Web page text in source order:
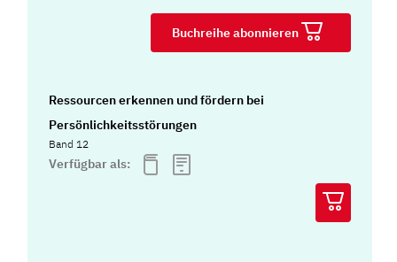
Buchreihe abonnieren
Ressourcen erkennen und fördern bei
Persönlichkeitsstörungen
Band 12
Verfügbar als: